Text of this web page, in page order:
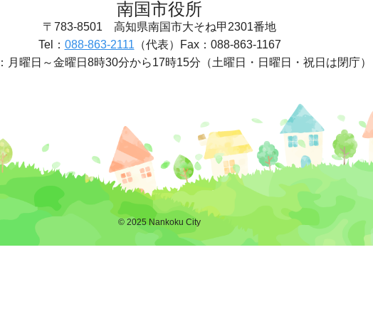
南国市役所
〒783-8501 高知県南国市大そね甲2301番地
Tel： 088-863-2111 （代表）
Fax：088-863-1167
月曜日～金曜日8時30分から17時15分 （土曜日・日曜日・祝日は閉庁）
© 2025 Nankoku City